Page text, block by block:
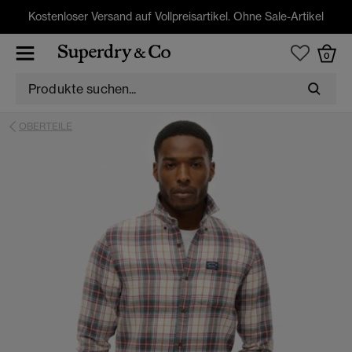
Kostenloser Versand auf Vollpreisartikel. Ohne Sale-Artikel
0
OBERTEILE